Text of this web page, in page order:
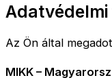
Az Ön által
MIKK –